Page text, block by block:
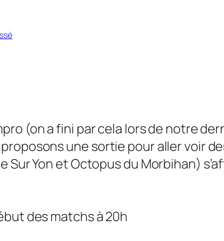
(on a fini par cela lors de notre
une sortie pour aller voir
Sur Yon et Octopus du Morbihan)
des matchs à 20h